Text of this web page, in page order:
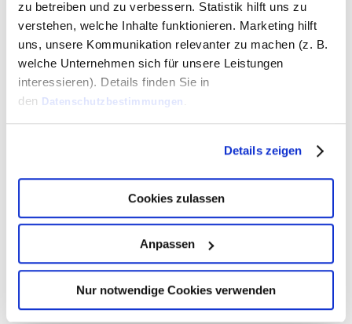
zu betreiben und zu verbessern. Statistik hilft uns zu
verstehen, welche Inhalte funktionieren. Marketing hilft
uns, unsere Kommunikation relevanter zu machen (z. B.
welche Unternehmen sich für unsere Leistungen
interessieren). Details finden Sie in
den Datenschutzbestimmungen .
Details zeigen
Cookies zulassen
Anpassen
Nur notwendige Cookies verwenden
von maximal 6 Monaten.
Fazit:
Eine Unterstützung in Form von
der Wettbewerbsfähigkeit des
eigenen Unternehmens, sollte
genutzt werden, um Systeme und
Prozesse der digitalen
Markterschließung im eigenen
Unternehmen zu etablieren.